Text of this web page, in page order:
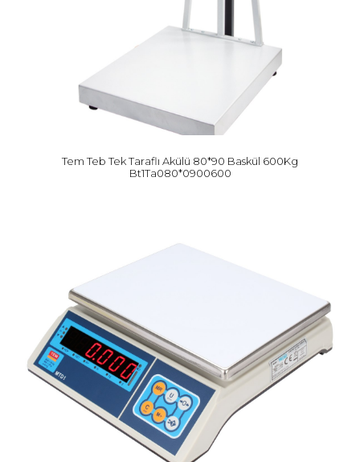
Tem Teb Tek Taraflı Akülü 80*90 Baskül 600Kg
Bt1Ta080*0900600